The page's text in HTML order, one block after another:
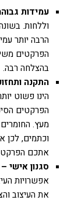
עמידות
וללחות.
הרבה יותר
הפרקטים
בהצלחה רבה.
התקנה
הינו פשוט
הפרקטים
מעץ.
וכתמים, לכן
אתכם
סגנון אישי –
אפשרויות
את העיצוב